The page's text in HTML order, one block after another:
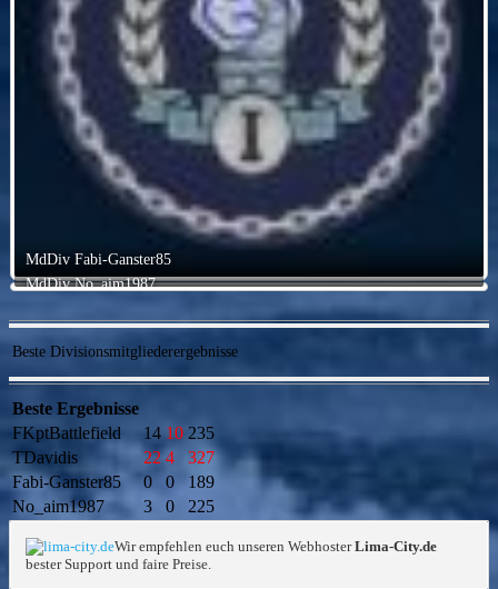
MdDiv Fabi-Ganster85
MdDiv No_aim1987
Beste Divisionsmitgliederergebnisse
Beste Ergebnisse
FKptBattlefield
14 10 235
TDavidis
22 4
327
Fabi-Ganster85
0 0
189
No_aim1987
3 0 225
Wir empfehlen euch unseren WebhosterLima-City.de
bester Support und faire Preise.